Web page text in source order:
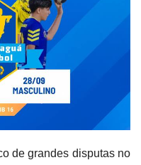
de grandes disputas no